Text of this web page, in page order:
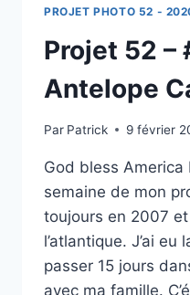
PROJET PHOTO 52 -
Projet 52 –
Antelope
Par Patrick 9 février
God bless America
semaine de mon
toujours en 2007
l’atlantique. J’ai
passer 15 jours
avec ma famille.